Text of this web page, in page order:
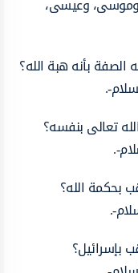
وموسى، وعيسى،
الصفة بأنه هبة الله؟
.
تعالى بنفسه؟
.
بحكمة الله؟
.
بإسرائيل؟